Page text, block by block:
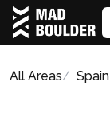
All Areas Spain